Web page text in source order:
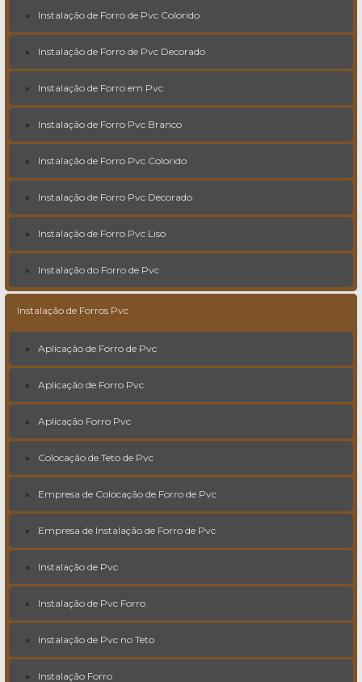
Instalação de Forro de Pvc Colorido
Instalação de Forro de Pvc Decorado
Instalação de Forro em Pvc
Instalação de Forro Pvc Branco
Instalação de Forro Pvc Colorido
Instalação de Forro Pvc Decorado
Instalação de Forro Pvc Liso
Instalação do Forro de Pvc
Instalação de Forros Pvc
Aplicação de Forro de Pvc
Aplicação de Forro Pvc
Aplicação Forro Pvc
Colocação de Teto de Pvc
Empresa de Colocação de Forro de Pvc
Empresa de Instalação de Forro de Pvc
Instalação de Pvc
Instalação de Pvc Forro
Instalação de Pvc no Teto
Instalação Forro